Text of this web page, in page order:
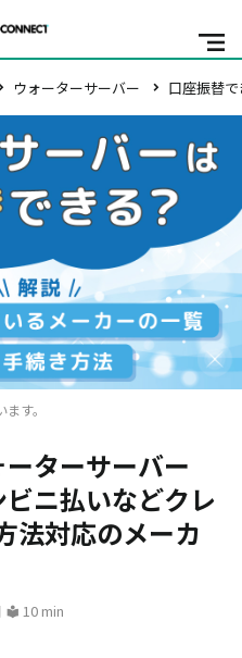
ウォーターサーバー 口座振替
す。
ターサーバー
ニ払いなどクレ
法対応のメーカ
10 min